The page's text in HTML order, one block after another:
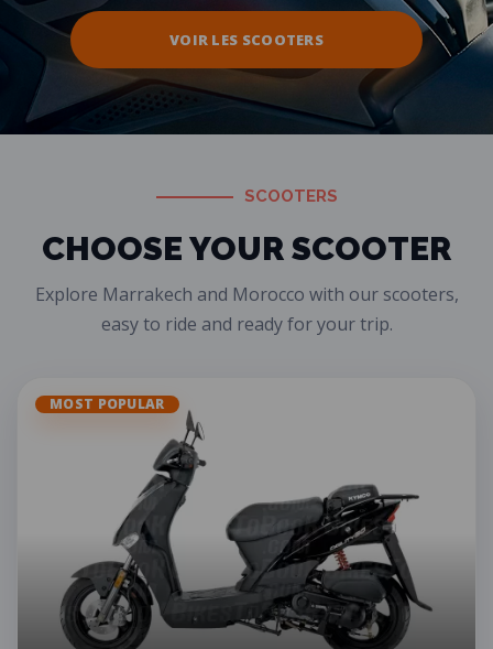
VOIR LES SCOOTERS
SCOOTERS
CHOOSE YOUR SCOOTER
Explore Marrakech and Morocco with our scooters,
easy to ride and ready for your trip.
MOST POPULAR